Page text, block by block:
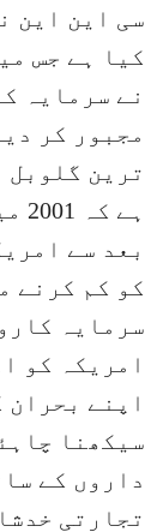
سی این این
کیا ہے جس
نے سرمایہ
مجبور کر
ترین گلوبل
بعد سے
کو کم کرنے
سرمایہ
امریکہ کو
اپنے
سیکھنا
داروں کے
تجارتی